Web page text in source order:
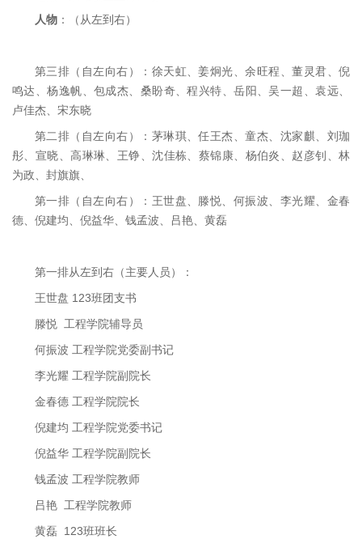
人物 ：（从左到右）
第三排（自左向右）：徐天虹、姜炯光、余旺程、董灵君、倪
鸣达、杨逸帆、包成杰、桑盼奇、程兴特、岳阳、吴一超、袁远、
卢佳杰、宋东晓
第二排（自左向右）：茅琳琪、任王杰、童杰、沈家麒、刘珈
彤、宣晓、高琳琳、王铮、沈佳栋、蔡锦康、杨伯炎、赵彦钊、林
为政、封旗旗、
第一排（自左向右）：王世盘、滕悦、何振波、李光耀、金春
德、倪建均、倪益华、钱孟波、吕艳、黄磊
第一排从左到右（主要人员）：
王世盘 123班团支书
滕悦 工程学院辅导员
何振波 工程学院党委副书记
李光耀 工程学院副院长
金春德 工程学院院长
倪建均 工程学院党委书记
倪益华 工程学院副院长
钱孟波 工程学院教师
吕艳 工程学院教师
黄磊 123班班长